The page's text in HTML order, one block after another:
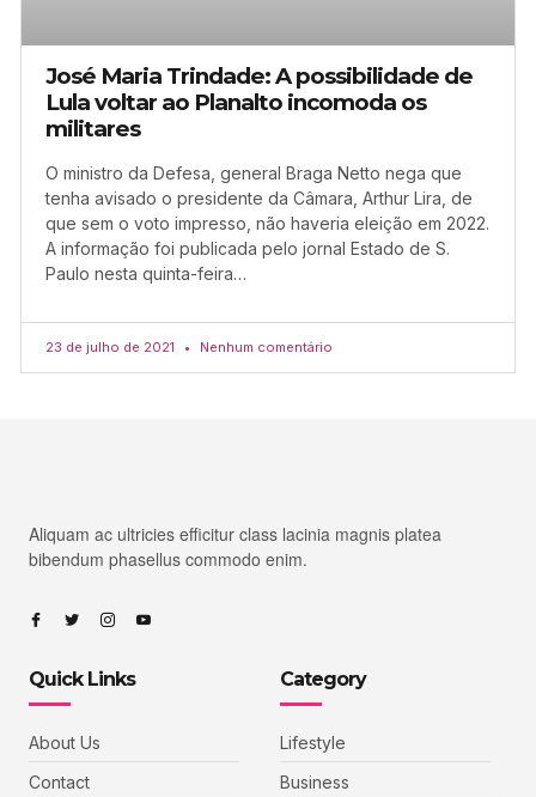
José Maria Trindade: A possibilidade de
Lula voltar ao Planalto incomoda os
militares
O ministro da Defesa, general Braga Netto nega que
tenha avisado o presidente da Câmara, Arthur Lira, de
que sem o voto impresso, não haveria eleição em 2022.
A informação foi publicada pelo jornal Estado de S.
Paulo nesta quinta-feira…
23 de julho de 2021 Nenhum comentário
Aliquam ac ultricies efficitur class lacinia magnis platea
bibendum phasellus commodo enim.
Quick Links
About Us
Contact
Category
Lifestyle
Business